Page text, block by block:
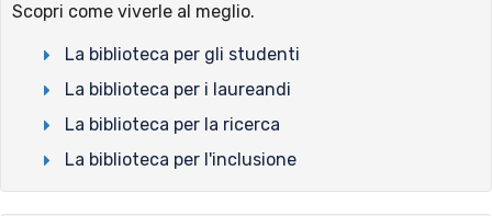
Scopri come viverle al meglio.
La biblioteca per gli studenti
La biblioteca per i laureandi
La biblioteca per la ricerca
La biblioteca per l'inclusione